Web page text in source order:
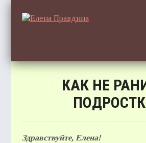
КАК НЕ
Здравствуйте, Елена!